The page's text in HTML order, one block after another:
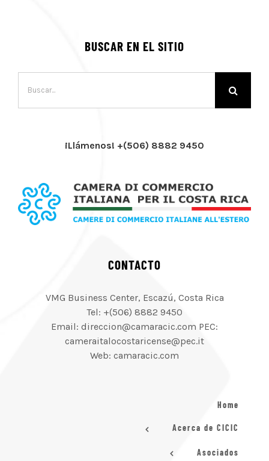
BUSCAR EN EL SITIO
¡Llámenos! +(506) 8882 9450
CONTACTO
VMG Business Center, Escazú, Costa Rica
Tel: +(506) 8882 9450
Email: direccion@camaracic.com PEC:
cameraitalocostaricense@pec.it
Web: camaracic.com
Home
Acerca de CICIC
Asociados